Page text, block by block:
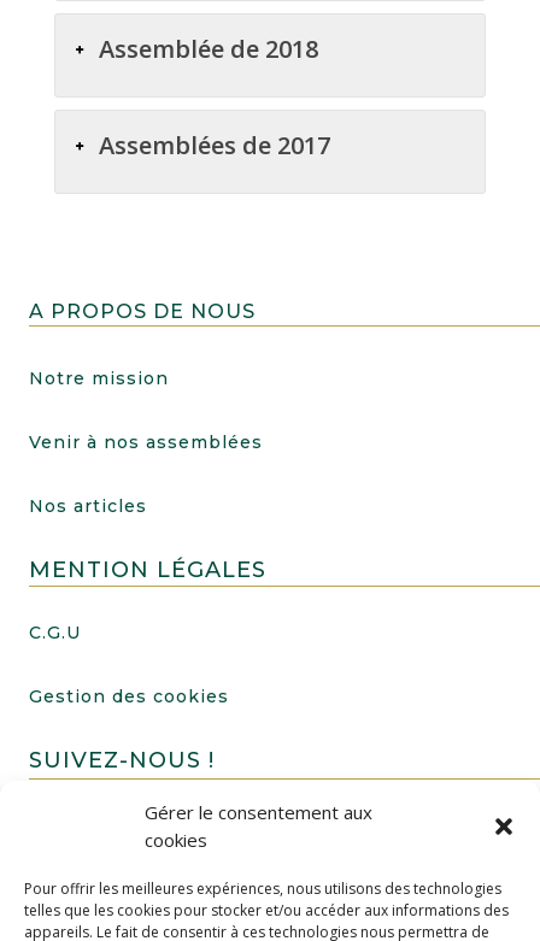
Gérer le consentement aux
cookies
Pour offrir les meilleures expériences, nous utilisons des technologies
telles que les cookies pour stocker et/ou accéder aux informations des
appareils. Le fait de consentir à ces technologies nous permettra de
Assemblée de 2018
Assemblées de 2017
A PROPOS DE NOUS
Notre mission
Venir à nos assemblées
Nos articles
MENTION LÉGALES
C.G.U
Gestion des cookies
SUIVEZ-NOUS !